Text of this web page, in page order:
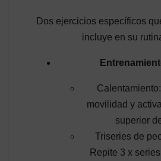
Dos ejercicios específicos
incluye en su
movilidad y
superior
Triseries de
Repite 3 x